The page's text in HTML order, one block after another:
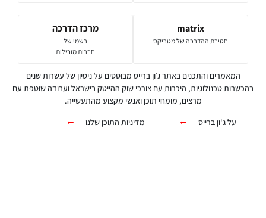
matrix
חטיבת ההדרכה של מטריקס
מרכז הדרכה
רשמי של
חברות מובילות
המאמרים והתכנים באתר ג׳ון ברייס מבוססים על ניסיון של עשרות שנים
בהכשרות טכנולוגיות, היכרות עם צורכי שוק ההייטק בישראל ועבודה שוטפת עם
מרצים, מומחי תוכן ואנשי מקצוע מהתעשייה.
על ג'ון ברייס
מדיניות התוכן שלנו